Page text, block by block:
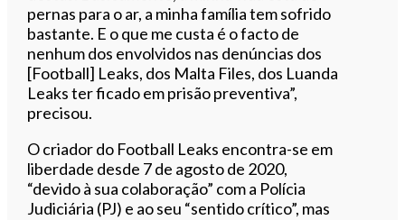
pernas para o ar, a minha família tem sofrido
bastante. E o que me custa é o facto de
nenhum dos envolvidos nas denúncias dos
[Football] Leaks, dos Malta Files, dos Luanda
Leaks ter ficado em prisão preventiva”,
precisou.
O criador do Football Leaks encontra-se em
liberdade desde 7 de agosto de 2020,
“devido à sua colaboração” com a Polícia
Judiciária (PJ) e ao seu “sentido crítico”, mas